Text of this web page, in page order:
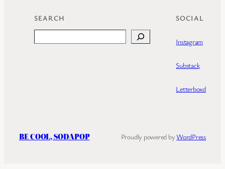
SEARCH SOCIAL
Instagram
Substack
Letterboxd
BE COOL, SODAPOP Proudly powered byWordPress